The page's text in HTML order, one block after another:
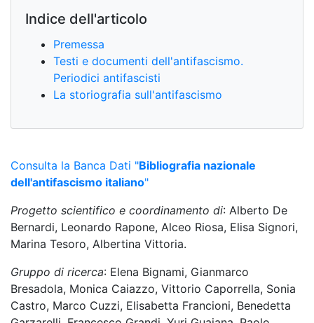
Indice dell'articolo
Premessa
Testi e documenti dell'antifascismo.
Periodici antifascisti
La storiografia sull'antifascismo
Consulta la Banca Dati "Bibliografia nazionale
dell'antifascismo italiano"
Progetto scientifico e coordinamento di: Alberto De
Bernardi, Leonardo Rapone, Alceo Riosa, Elisa Signori,
Marina Tesoro, Albertina Vittoria.
Gruppo di ricerca: Elena Bignami, Gianmarco
Bresadola, Monica Caiazzo, Vittorio Caporrella, Sonia
Castro, Marco Cuzzi, Elisabetta Francioni, Benedetta